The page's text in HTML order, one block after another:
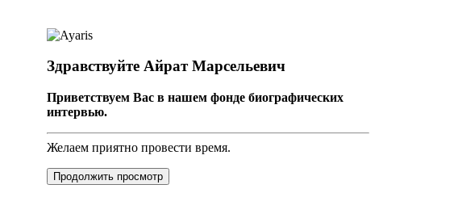
Здравствуйте Айрат Марсельевич
Приветствуем Вас в нашем фонде биографических
интервью.
Желаем приятно провести время.
Продолжить просмотр